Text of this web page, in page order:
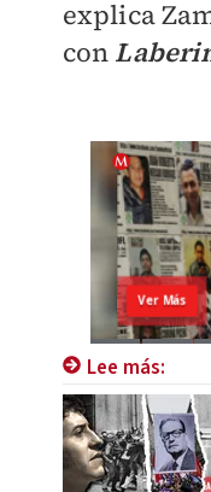
explica
con
Lee más: